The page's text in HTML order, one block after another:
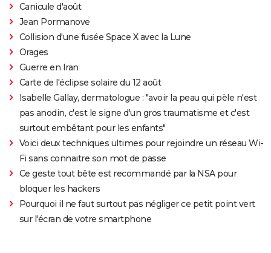
Canicule d'août
Jean Pormanove
Collision d'une fusée Space X avec la Lune
Orages
Guerre en Iran
Carte de l'éclipse solaire du 12 août
Isabelle Gallay, dermatologue : "avoir la peau qui pèle n'est
pas anodin, c'est le signe d'un gros traumatisme et c'est
surtout embêtant pour les enfants"
Voici deux techniques ultimes pour rejoindre un réseau Wi-
Fi sans connaitre son mot de passe
Ce geste tout bête est recommandé par la NSA pour
bloquer les hackers
Pourquoi il ne faut surtout pas négliger ce petit point vert
sur l'écran de votre smartphone